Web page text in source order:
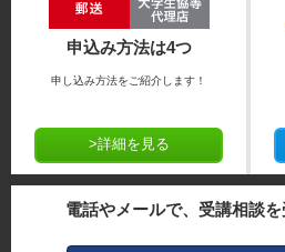
申込み方法は4つ
申し込み方法をご紹介します！
>詳細を見る
電話やメールで、受講相談を